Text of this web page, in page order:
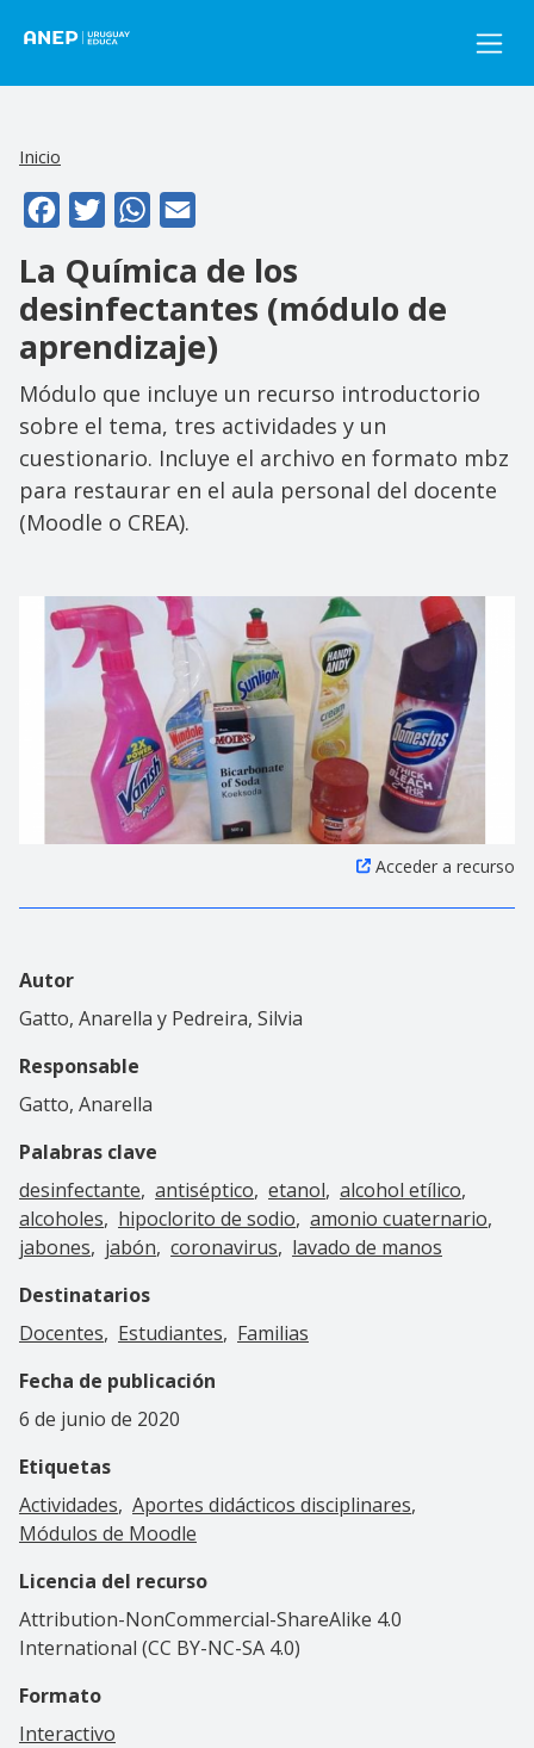
Inicio
FacebookTwitterWhatsApp
La Química de los
desinfectantes (módulo de
aprendizaje)
Módulo que incluye un recurso introductorio
sobre el tema, tres actividades y un
cuestionario. Incluye el archivo en formato mbz
para restaurar en el aula personal del docente
(Moodle o CREA).
Acceder a recurso
Autor
Gatto, Anarella y Pedreira, Silvia
Responsable
Gatto, Anarella
Palabras clave
desinfectante antiséptico etanol alcohol etílico
alcoholes
hipoclorito de sodio amonio cuaternario
jabones
jabón coronavirus
lavado de manos
Destinatarios
Docentes
Estudiantes
Familias
Fecha de publicación
6 de junio de 2020
Etiquetas
Actividades Aportes didácticos disciplinares
Módulos de Moodle
Licencia del recurso
Attribution-NonCommercial-ShareAlike 4.0
International (CC BY-NC-SA 4.0)
Formato
Interactivo